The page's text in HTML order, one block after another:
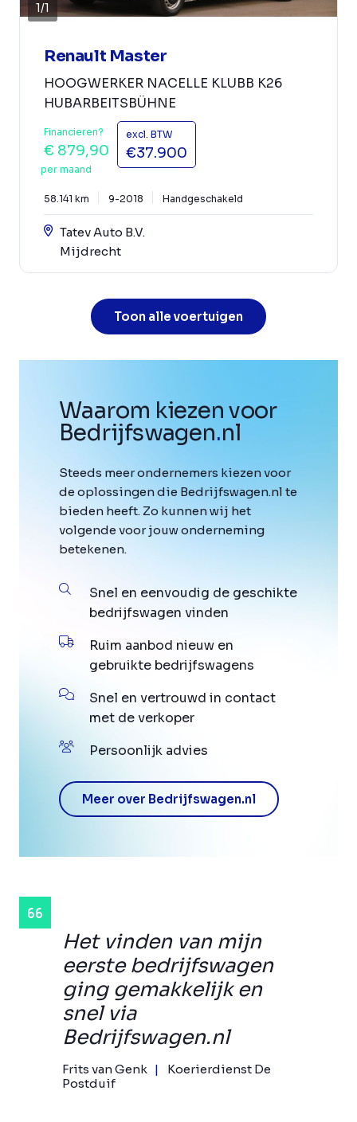
1/1
Renault Master
HOOGWERKER NACELLE KLUBB K26
HUBARBEITSBÜHNE
Financieren?
€ 879,90
per maand
excl. BTW
€37.900
58.141 km 9-2018 Handgeschakeld
Tatev Auto B.V.
Mijdrecht
Toon alle voertuigen
Het vinden van mijn
eerste bedrijfswagen
ging gemakkelijk en
snel via
Bedrijfswagen.nl
Frits van Genk
Koerierdienst De
Postduif
Waarom kiezen voor
Bedrijfswagen.nl
Steeds meer ondernemers kiezen voor
de oplossingen die Bedrijfswagen.nl te
bieden heeft. Zo kunnen wij het
volgende voor jouw onderneming
betekenen.
Snel en eenvoudig de geschikte
bedrijfswagen vinden
Ruim aanbod nieuw en
gebruikte bedrijfswagens
Snel en vertrouwd in contact
met de verkoper
Persoonlijk advies
Meer over Bedrijfswagen.nl